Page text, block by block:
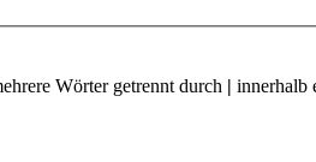
Wörter getrennt durch | innerhalb